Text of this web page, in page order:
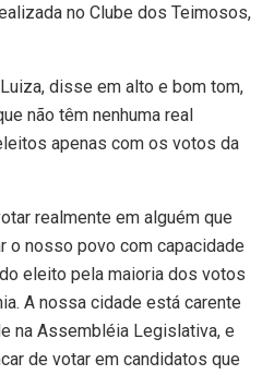
no Clube dos Teimosos,
disse em alto e bom tom,
não têm nenhuma real
apenas com os votos da
realmente em alguém que
o nosso povo com capacidade
eleito pela maioria dos votos
A nossa cidade está carente
na Assembléia Legislativa, e
de votar em candidatos que